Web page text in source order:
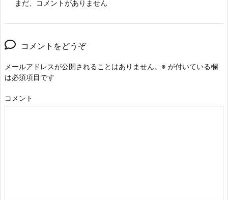
まだ、コメントがありません
コメントをどうぞ
メールアドレスが公開されることはありません。 ※ が付いている欄
は必須項目です
コメント